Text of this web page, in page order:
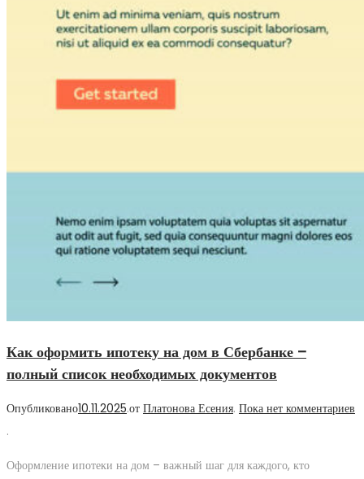
Как оформить ипотеку на дом в Сбербанке –
полный список необходимых документов
Опубликовано10.11.2025.от Платонова Есения. Пока нет комментариев
.
Оформление ипотеки на дом – важный шаг для каждого, кто